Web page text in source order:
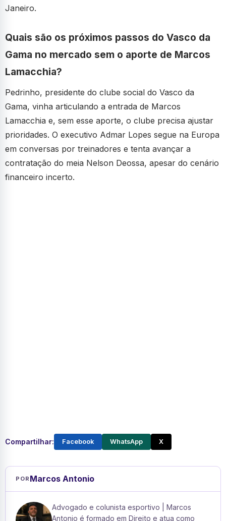
Janeiro.
Quais são os próximos passos do Vasco da
Gama no mercado sem o aporte de Marcos
Lamacchia?
Pedrinho, presidente do clube social do Vasco da
Gama, vinha articulando a entrada de Marcos
Lamacchia e, sem esse aporte, o clube precisa ajustar
prioridades. O executivo Admar Lopes segue na Europa
em conversas por treinadores e tenta avançar a
contratação do meia Nelson Deossa, apesar do cenário
financeiro incerto.
Compartilhar: Facebook WhatsApp X
POR Marcos Antonio
Advogado e colunista esportivo | Marcos
Antonio é formado em Direito e atua como